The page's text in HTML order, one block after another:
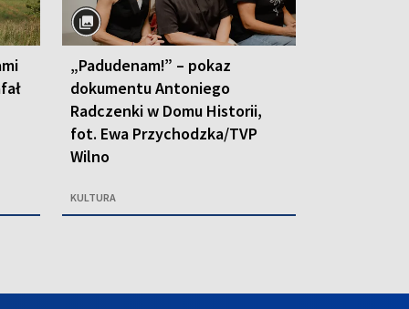
„Padudenam!” – pokaz
dokumentu Antoniego
Radczenki w Domu Historii,
fot. Ewa Przychodzka/TVP
Wilno
KULTURA